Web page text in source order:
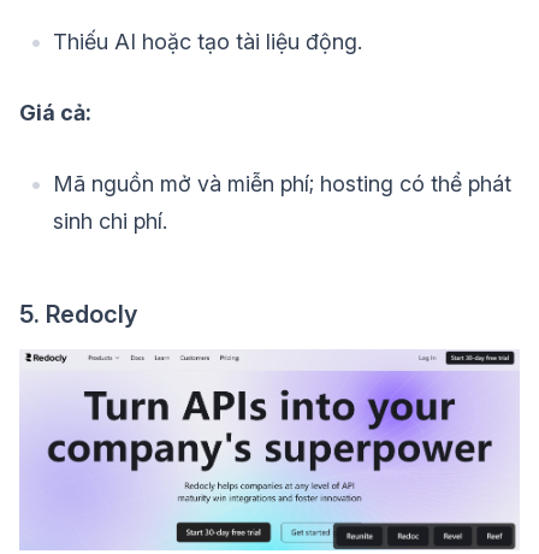
Thiếu AI hoặc tạo tài liệu động.
Giá cả:
Mã nguồn mở và miễn phí; hosting có thể phát
sinh chi phí.
5. Redocly